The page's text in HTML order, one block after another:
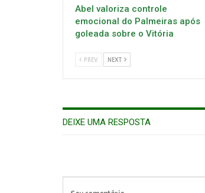
Abel valoriza controle
emocional do Palmeiras após
goleada sobre o Vitória
PREV NEXT
DEIXE UMA RESPOSTA